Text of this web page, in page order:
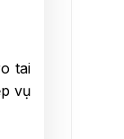
tai
vụ